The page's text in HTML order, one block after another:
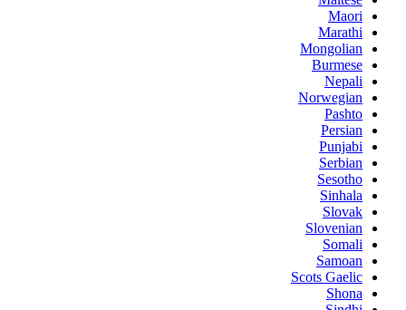
Maori
Marathi
Mongolian
Burmese
Nepali
Norwegian
Pashto
Persian
Punjabi
Serbian
Sesotho
Sinhala
Slovak
Slovenian
Somali
Samoan
Scots Gaelic
Shona